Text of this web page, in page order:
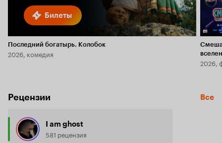
Билеты
Последний богатырь. Колобок
2026, комедия
2026,
Рецензии Все
I am ghost
581 рецензия